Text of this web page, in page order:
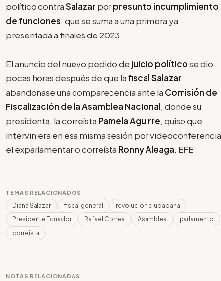
político contraSalazar porpresunto incumplimiento
de funciones, que se suma a una primera ya
presentada a finales de 2023.
El anuncio del nuevo pedido de juicio políticose dio
pocas horas después de que lafiscal Salazar
abandonase una comparecencia ante la Comisión de
Fiscalización de la Asamblea Nacional, donde su
presidenta, la correísta Pamela Aguirre, quiso que
interviniera en esa misma sesión por videoconferencia
el exparlamentario correísta Ronny Aleaga. EFE
TEMAS RELACIONADOS
Diana Salazar fiscal general
revolucion ciudadana
Presidente Ecuador
Rafael Correa Asamblea
parlamento
correista
NOTAS RELACIONADAS